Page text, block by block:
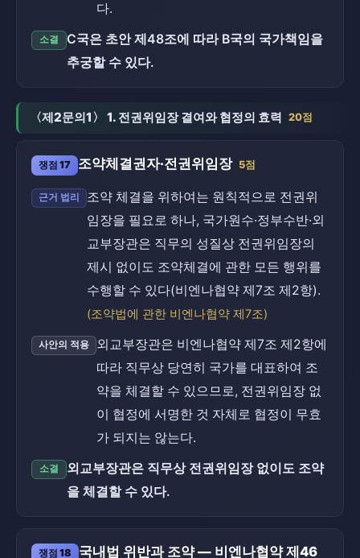
다.
소결
C국은 초안 제48조에 따라 B국의 국가책임을
추궁할 수 있다.
〈제2문의1〉 1. 전권위임장 결여와 협정의 효력 20점
쟁점 17 조약체결권자·전권위임장 5점
근거 법리
조약 체결을 위하여는 원칙적으로 전권위
임장을 필요로 하나, 국가원수·정부수반·외
교부장관은 직무의 성질상 전권위임장의
제시 없이도 조약체결에 관한 모든 행위를
수행할 수 있다(비엔나협약 제7조 제2항).
(조약법에 관한 비엔나협약 제7조)
사안의 적용
외교부장관은 비엔나협약 제7조 제2항에
따라 직무상 당연히 국가를 대표하여 조
약을 체결할 수 있으므로, 전권위임장 없
이 협정에 서명한 것 자체로 협정이 무효
가 되지는 않는다.
소결
외교부장관은 직무상 전권위임장 없이도 조약
을 체결할 수 있다.
쟁점 18
국내법 위반과 조약 — 비엔나협약 제46